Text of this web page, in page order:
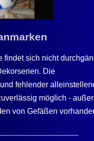
findet sich nicht
Die
fehlender
möglich -
von Gefäßen